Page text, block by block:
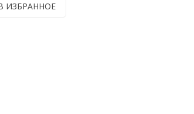
ИЗБРАННОЕ